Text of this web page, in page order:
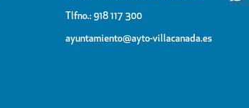
Tlfno.: 918 117 300
ayuntamiento@ayto-villacanada.es